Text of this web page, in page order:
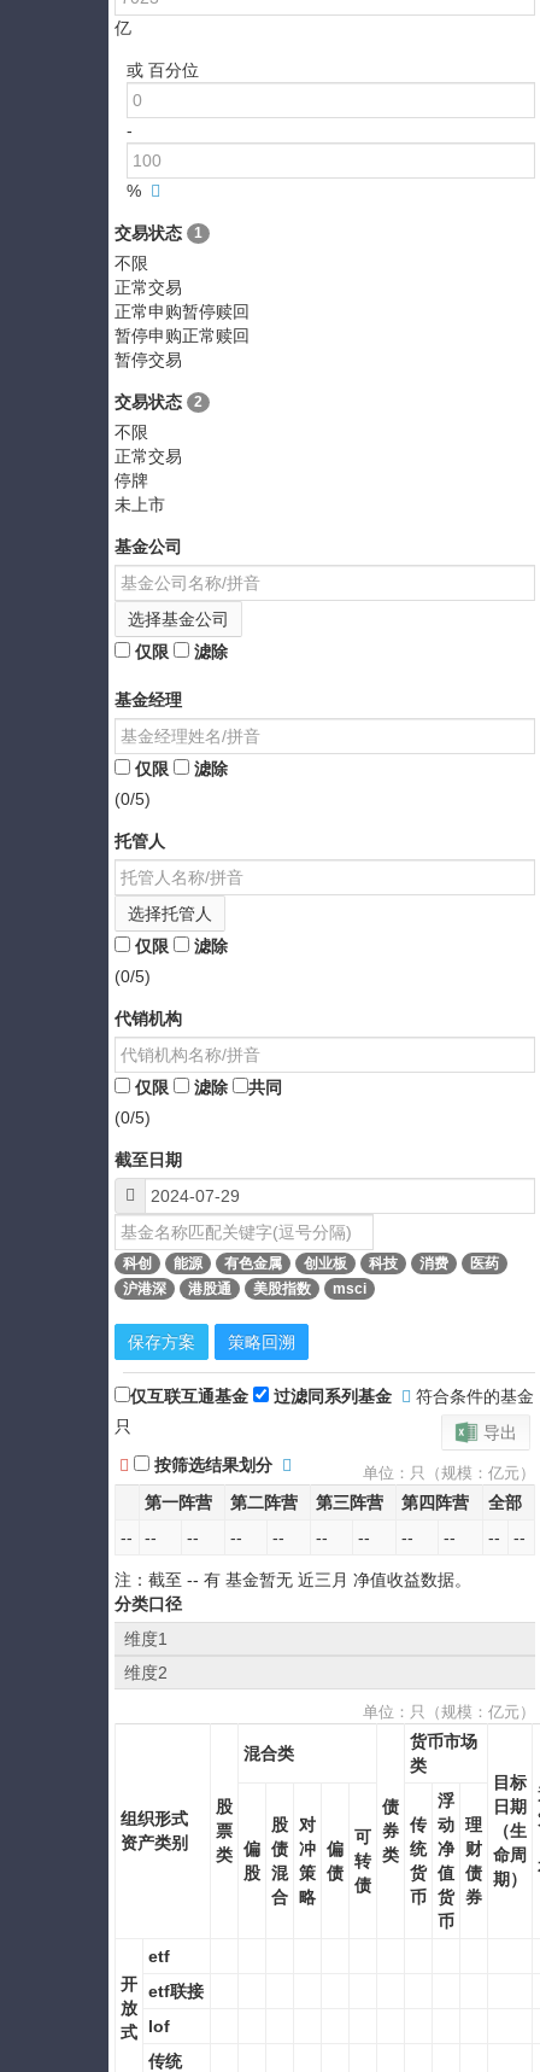
亿
或 百分位
-
%
交易状态 1
不限
正常交易
正常申购暂停赎回
暂停申购正常赎回
暂停交易
交易状态 2
不限
正常交易
停牌
未上市
基金公司
选择基金公司
仅限
滤除
基金经理
仅限
滤除
(0/5)
托管人
选择托管人
仅限
滤除
(0/5)
代销机构
仅限 滤除
共同
(0/5)
截至日期
科创 能源 有色金属 创业板 科技 消费
医药
沪港深
港股通 美股指数 msci
保存方案 策略回溯
仅互联互通基金 过滤同系列基金
符合条件的基金
只
导出
按筛选结果划分
单位：只（规模：亿元）
第一阵营 第二阵营 第三阵营 第四阵营
全部
--
-- -- -- -- -- -- -- -- -- --
注：截至 -- 有 基金暂无 近三月 净值收益数据。
分类口径
维度1
维度2
单位：只（规模：亿元）
组织形式
资产类别
股
票
类
混合类
债
券
类
货币市场
类
目标
日期
（生
命周
期）
偏
股
股
债
混
合
对
冲
策
略
偏
债
可
转
债
传
统
货
币
浮
动
净
值
货
币
理
财
债
券
开
放
式
etf
etf联接
lof
传统